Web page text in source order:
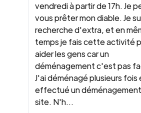
vendredi à partir de 17h. Je
vous prêter mon diable. Je
recherche d'extra, et en
temps je fais cette activité
aider les gens car un
déménagement c'est pas
J'ai déménagé plusieurs fois
effectué un
site. N'h...